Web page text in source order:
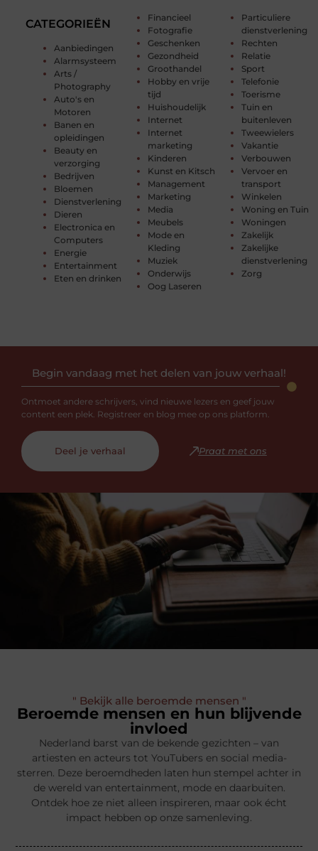
CATEGORIEËN
Aanbiedingen
Alarmsysteem
Arts /
Photography
Auto's en
Motoren
Banen en
opleidingen
Beauty en
verzorging
Bedrijven
Bloemen
Dienstverlening
Dieren
Electronica en
Computers
Energie
Entertainment
Eten en drinken
Financieel
Fotografie
Geschenken
Gezondheid
Groothandel
Hobby en vrije
tijd
Huishoudelijk
Internet
Internet
marketing
Kinderen
Kunst en Kitsch
Management
Marketing
Media
Meubels
Mode en
Kleding
Muziek
Onderwijs
Oog Laseren
Particuliere
dienstverlening
Rechten
Relatie
Sport
Telefonie
Toerisme
Tuin en
buitenleven
Tweewielers
Vakantie
Verbouwen
Vervoer en
transport
Winkelen
Woning en Tuin
Woningen
Zakelijk
Zakelijke
dienstverlening
Zorg
Begin vandaag met het delen van jouw verhaal!
Ontmoet andere schrijvers, vind nieuwe lezers en geef jouw
content een plek. Registreer en blog mee op ons platform.
Deel je verhaal Praat met ons
" Bekijk alle beroemde mensen "
Beroemde mensen en hun blijvende
invloed
Nederland barst van de bekende gezichten – van
artiesten en acteurs tot YouTubers en social media-
sterren. Deze beroemdheden laten hun stempel achter in
de wereld van entertainment, mode en daarbuiten.
Ontdek hoe ze niet alleen inspireren, maar ook écht
impact hebben op onze samenleving.